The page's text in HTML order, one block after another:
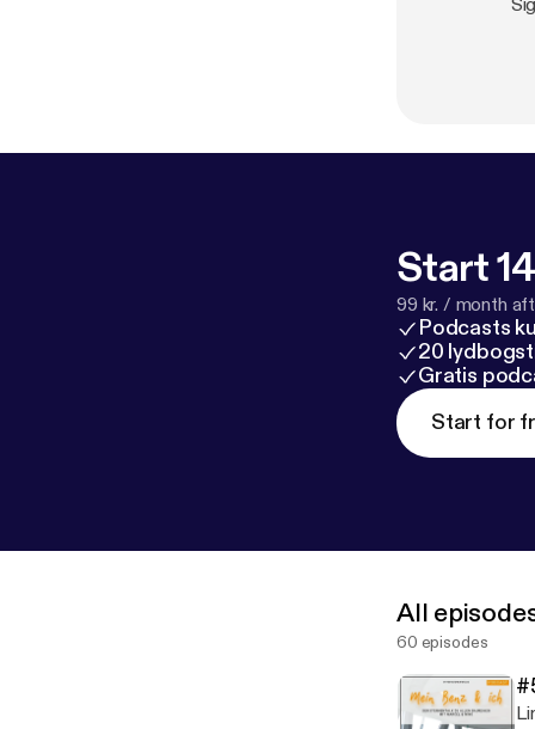
Start
99 kr. / month
Podcasts
20
Gratis
Start for
All
60 episodes